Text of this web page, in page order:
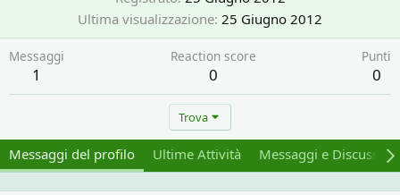
Ultima visualizzazione 25 Giugno 2012
Messaggi
1
Reaction score
0
Punti
0
Trova
Messaggi del profilo Ultime Attività Messaggi e